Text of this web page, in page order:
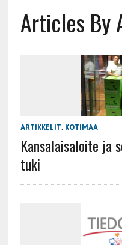
Articles By
ARTIKKELIT, KOTIMAA
Kansalaisaloite ja
tuki